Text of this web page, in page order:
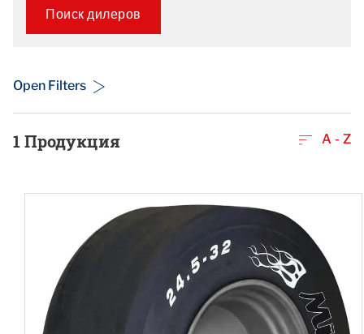
Поиск дилеров
Open Filters
1Продукция A - Z